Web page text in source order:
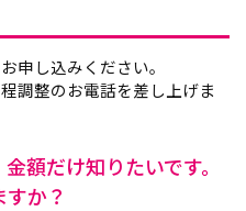
申し込みください。
調整のお電話を差し上げま
額だけ知りたいです。
か？